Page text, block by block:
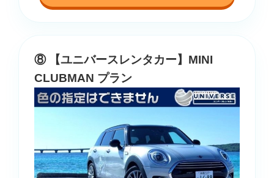
⑧ 【ユニバースレンタカー】MINI
CLUBMAN プラン